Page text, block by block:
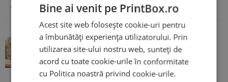
Adaugă o recenzie
Piatră Ardezie pentru Profesoară -
Personalizată cu mesaj
Bine ai venit pe PrintBox.ro
Acest site web folosește cookie-uri pentru
a îmbunătăți experiența utilizatorului. Prin
utilizarea site-ului nostru web, sunteți de
acord cu toate cookie-urile în conformitate
cu Politica noastră privind cookie-urile.